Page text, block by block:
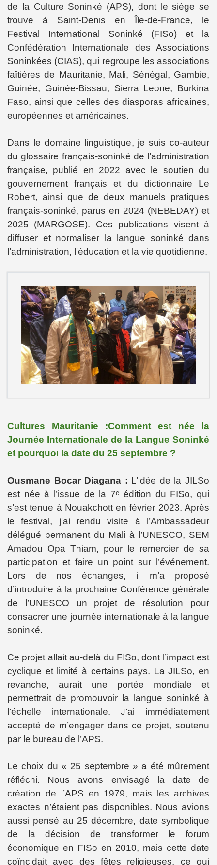
de la Culture Soninké (APS), dont le siège se
trouve à Saint-Denis en Île-de-France, le
Festival International Soninké (FISo) et la
Confédération Internationale des Associations
Soninkées (CIAS), qui regroupe les associations
faîtières de Mauritanie, Mali, Sénégal, Gambie,
Guinée, Guinée-Bissau, Sierra Leone, Burkina
Faso, ainsi que celles des diasporas africaines,
européennes et américaines.
Dans le domaine linguistique, je suis co-auteur
du glossaire français-soninké de l’administration
française, publié en 2022 avec le soutien du
gouvernement français et du dictionnaire Le
Robert, ainsi que de deux manuels pratiques
français-soninké, parus en 2024 (NEBEDAY) et
2025 (MARGOSE). Ces publications visent à
diffuser et normaliser la langue soninké dans
l’administration, l’éducation et la vie quotidienne.
Cultures Mauritanie :Comment est née la
Journée Internationale de la Langue Soninké
et pourquoi la date du 25 septembre ?
Ousmane Bocar Diagana : L’idée de la JILSo
est née à l’issue de la 7ᵉ édition du FISo, qui
s’est tenue à Nouakchott en février 2023. Après
le festival, j’ai rendu visite à l’Ambassadeur
délégué permanent du Mali à l’UNESCO, SEM
Amadou Opa Thiam, pour le remercier de sa
participation et faire un point sur l’événement.
Lors de nos échanges, il m’a proposé
d’introduire à la prochaine Conférence générale
de l’UNESCO un projet de résolution pour
consacrer une journée internationale à la langue
soninké.
Ce projet allait au-delà du FISo, dont l’impact est
cyclique et limité à certains pays. La JILSo, en
revanche, aurait une portée mondiale et
permettrait de promouvoir la langue soninké à
l’échelle internationale. J’ai immédiatement
accepté de m’engager dans ce projet, soutenu
par le bureau de l’APS.
Le choix du « 25 septembre » a été mûrement
réfléchi. Nous avons envisagé la date de
création de l’APS en 1979, mais les archives
exactes n’étaient pas disponibles. Nous avions
aussi pensé au 25 décembre, date symbolique
de la décision de transformer le forum
économique en FISo en 2010, mais cette date
coïncidait avec des fêtes religieuses, ce qui